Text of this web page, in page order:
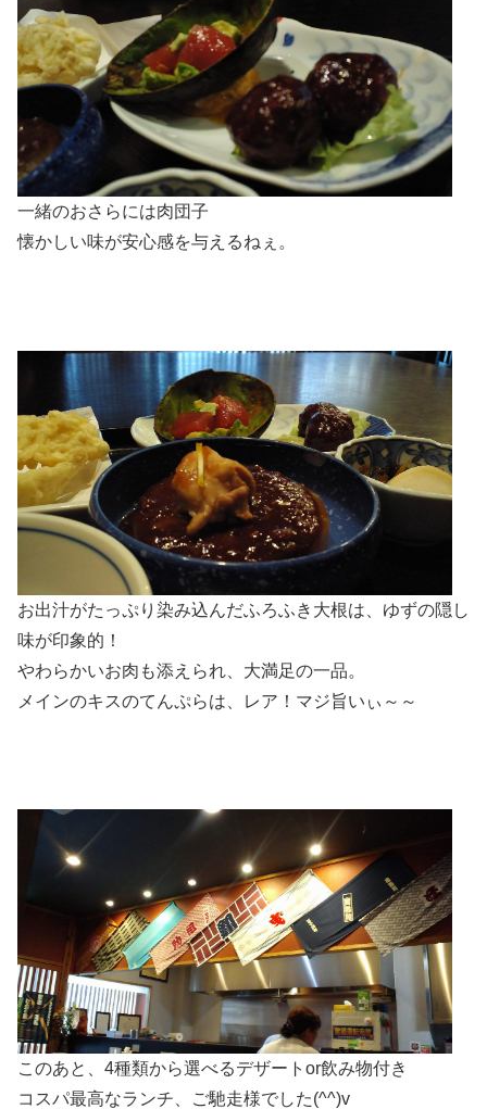
一緒のおさらには肉団子
懐かしい味が安心感を与えるねぇ。
お出汁がたっぷり染み込んだふろふき大根は、ゆずの隠し
味が印象的！
やわらかいお肉も添えられ、大満足の一品。
メインのキスのてんぷらは、レア！マジ旨いぃ～～
このあと、4種類から選べるデザートor飲み物付き
コスパ最高なランチ、ご馳走様でした(^^)v